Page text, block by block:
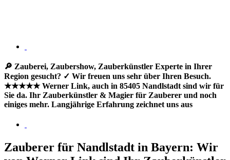
🔎 Zauberei, Zaubershow, Zauberkünstler Experte in Ihrer
Region gesucht? ✓ Wir freuen uns sehr über Ihren Besuch.
★★★★★ Werner Link, auch in 85405 Nandlstadt sind wir für
Sie da. Ihr Zauberkünstler & Magier für Zauberer und noch
einiges mehr. Langjährige Erfahrung zeichnet uns aus
Zauberer für Nandlstadt in Bayern: Wir